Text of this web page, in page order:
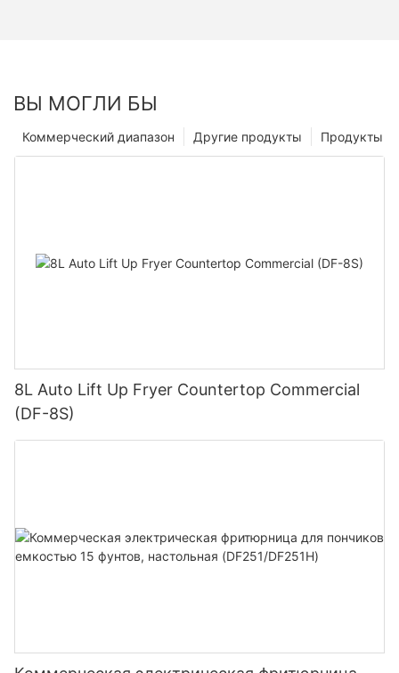
ВЫ МОГЛИ БЫ
Продукты
Другие продукты
Коммерческий диапазон
8L Auto Lift Up Fryer Countertop Commercial
(DF-8S)